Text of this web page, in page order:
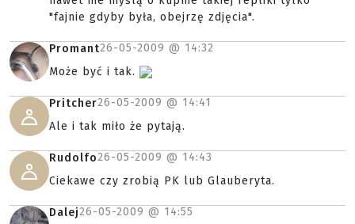
"fajnie gdyby była, obejrzę zdjęcia".
Promant26-05-2009 @ 14:32
Może być i tak.
Pritcher26-05-2009 @ 14:41
Ale i tak miło że pytają.
Rudolfo26-05-2009 @ 14:43
Ciekawe czy zrobią PK lub Glauberyta.
Dalej26-05-2009 @ 14:55